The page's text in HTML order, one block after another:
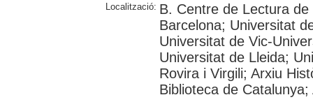
Localització: B. Centre de Lectura
Barcelona; Universitat
Universitat de Vic-
Universitat de Lleida;
Rovira i Virgili; Arxiu
Biblioteca de